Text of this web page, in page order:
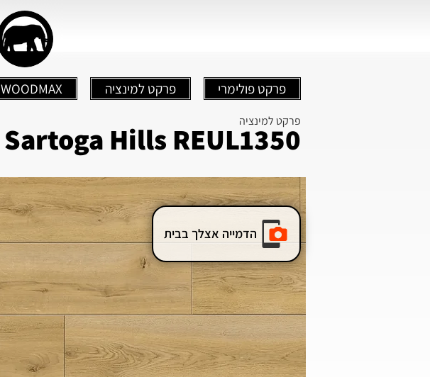
פרקט פולימרי פרקט למינציה WOODMAX
Sartoga Hills REUL1350
פרקט למינציה
הדמייה אצלך בבית